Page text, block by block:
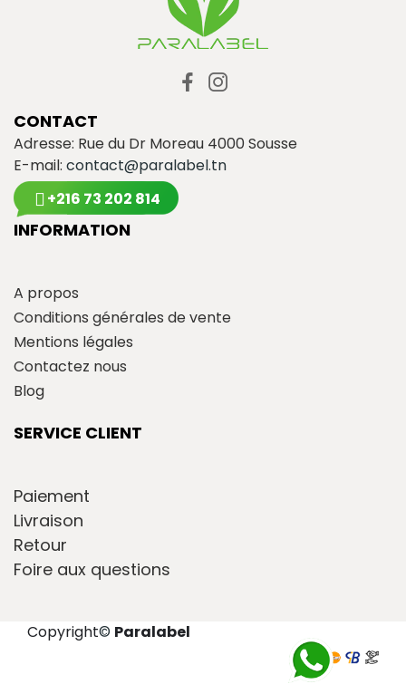
CONTACT
Adresse: Rue du Dr Moreau 4000 Sousse
E-mail: contact@paralabel.tn
+216 73 202 814
INFORMATION
A propos
Conditions générales de vente
Mentions légales
Contactez nous
Blog
SERVICE CLIENT
Paiement
Livraison
Retour
Foire aux questions
Copyright© Paralabel